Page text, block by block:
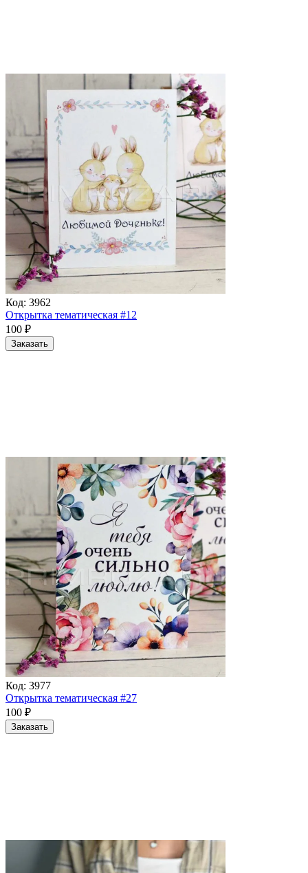
Код: 3962
Открытка тематическая #12
100 ₽
Заказать
Код: 3977
Открытка тематическая #27
100 ₽
Заказать